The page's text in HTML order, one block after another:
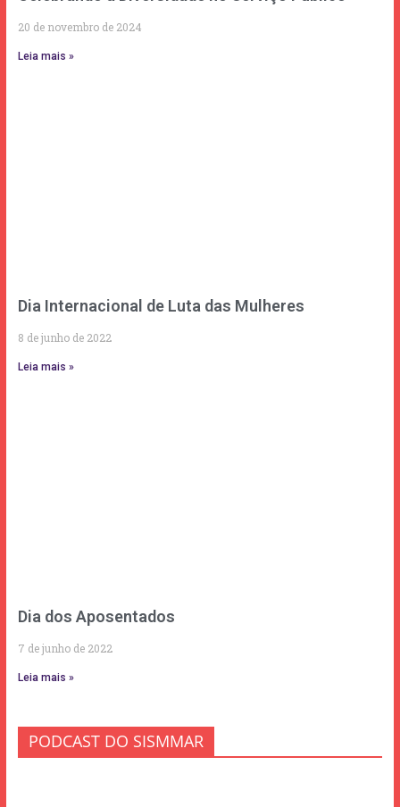
20 de novembro de 2024
Leia mais »
Dia Internacional de Luta das Mulheres
8 de junho de 2022
Leia mais »
Dia dos Aposentados
7 de junho de 2022
Leia mais »
PODCAST DO SISMMAR